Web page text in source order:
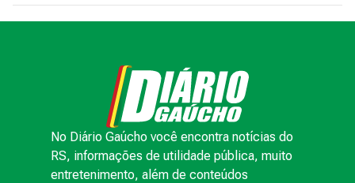
No Diário Gaúcho você encontra notícias do
RS, informações de utilidade pública, muito
entretenimento, além de conteúdos